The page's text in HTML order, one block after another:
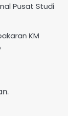
Pusat Studi
KM